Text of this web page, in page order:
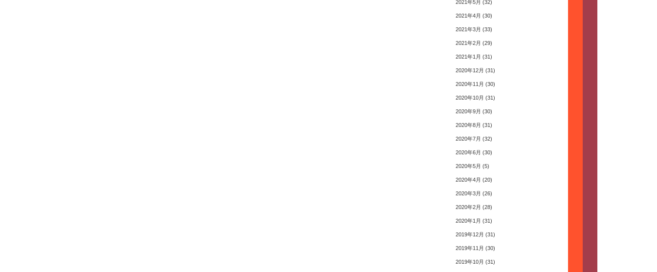
2021年5月 (32)
2021年4月 (30)
2021年3月 (33)
2021年2月 (29)
2021年1月 (31)
2020年12月 (31)
2020年11月 (30)
2020年10月 (31)
2020年9月 (30)
2020年8月 (31)
2020年7月 (32)
2020年6月 (30)
2020年5月 (5)
2020年4月 (20)
2020年3月 (26)
2020年2月 (28)
2020年1月 (31)
2019年12月 (31)
2019年11月 (30)
2019年10月 (31)